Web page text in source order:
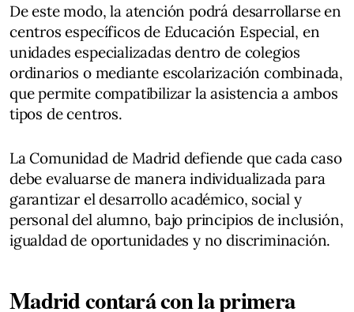
De este modo, la atención podrá desarrollarse en
centros específicos de Educación Especial, en
unidades especializadas dentro de colegios
ordinarios o mediante escolarización combinada,
que permite compatibilizar la asistencia a ambos
tipos de centros.
La Comunidad de Madrid defiende que cada caso
debe evaluarse de manera individualizada para
garantizar el desarrollo académico, social y
personal del alumno, bajo principios de inclusión,
igualdad de oportunidades y no discriminación.
Madrid contará con la primera